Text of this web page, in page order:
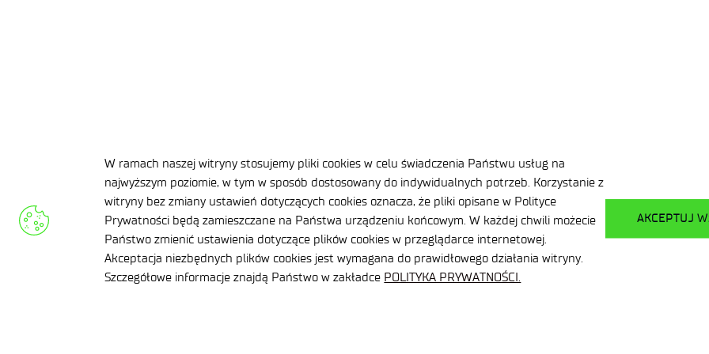
W ramach naszej witryny stosujemy pliki cookies w celu świadczenia Państwu usług na
najwyższym poziomie, w tym w sposób dostosowany do indywidualnych potrzeb. Korzystanie z
witryny bez zmiany ustawień dotyczących cookies oznacza, że pliki opisane w Polityce
Prywatności będą zamieszczane na Państwa urządzeniu końcowym. W każdej chwili możecie
Państwo zmienić ustawienia dotyczące plików cookies w przeglądarce internetowej.
Akceptacja niezbędnych plików cookies jest wymagana do prawidłowego działania witryny.
Szczegółowe informacje znajdą Państwo w zakładce POLITYKA PRYWATNOŚCI.
AKCEPTUJ